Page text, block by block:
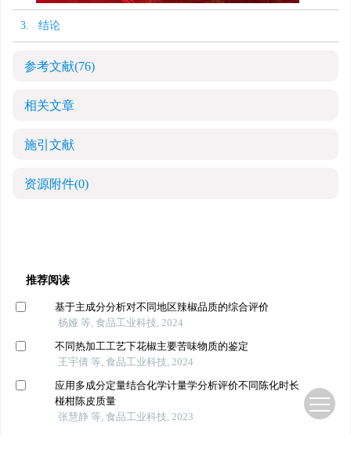
3. 结论
参考文献(76)
相关文章
施引文献
资源附件(0)